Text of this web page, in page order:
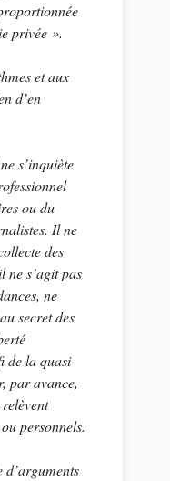
privée».
et aux
d’en
s’inquiète
ou du
Il ne
des
ne s’agit pas
ne
secret des
de la quasi-
par avance,
personnels.
d’arguments